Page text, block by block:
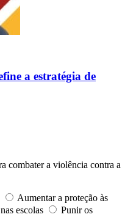
a estratégia de
combater a violência contra a
Aumentar a proteção às
escolas
Punir os